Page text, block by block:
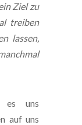
Ziel zu
treiben
lassen,
es uns
auf uns